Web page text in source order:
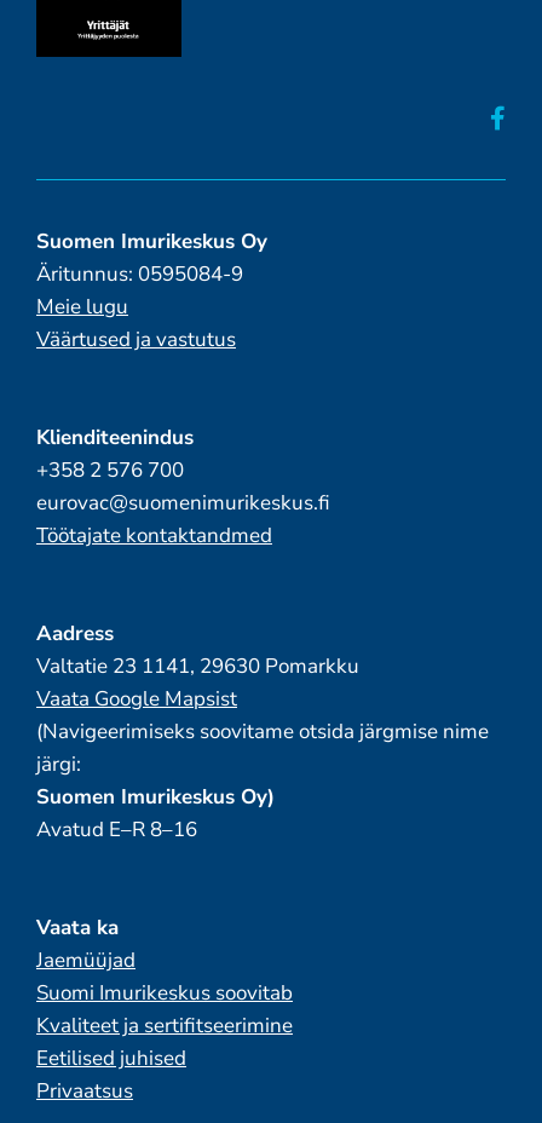
Suomen Imurikeskus Oy
Äritunnus: 0595084-9
Meie lugu
Väärtused ja vastutus
Klienditeenindus
+358 2 576 700
eurovac@suomenimurikeskus.fi
Töötajate kontaktandmed
Aadress
Valtatie 23 1141, 29630 Pomarkku
Vaata Google Mapsist
(Navigeerimiseks soovitame otsida järgmise nime
järgi:
Suomen Imurikeskus Oy)
Avatud E–R 8–16
Vaata ka
Jaemüüjad
Suomi Imurikeskus soovitab
Kvaliteet ja sertifitseerimine
Eetilised juhised
Privaatsus